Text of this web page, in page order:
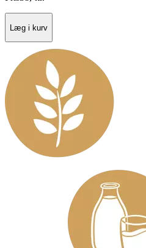
Læg i kurv